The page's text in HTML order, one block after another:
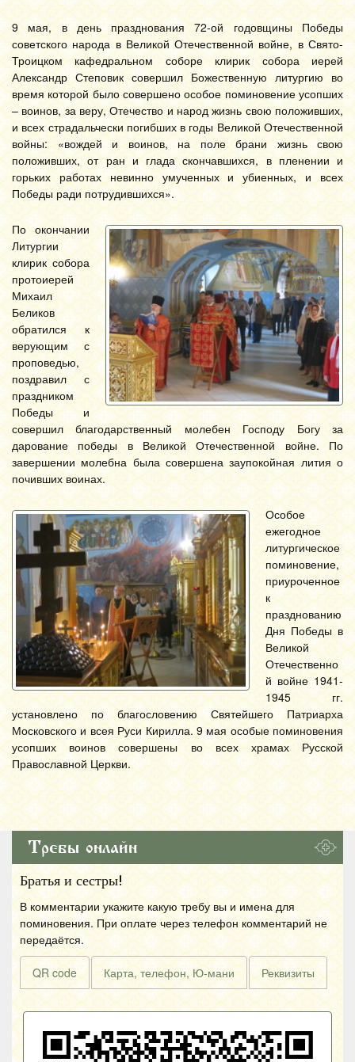
9 мая, в день празднования 72-ой годовщины Победы
советского народа в Великой Отечественной войне, в Свято-
Троицком кафедральном соборе клирик собора иерей
Александр Степовик совершил Божественную литургию во
время которой было совершено особое поминовение усопших
– воинов, за веру, Отечество и народ жизнь свою положивших,
и всех страдальчески погибших в годы Великой Отечественной
войны: «вождей и воинов, на поле брани жизнь свою
положивших, от ран и глада скончавшихся, в пленении и
горьких работах невинно умученных и убиенных, и всех
Победы ради потрудившихся».
По окончании
Литургии
клирик собора
протоиерей
Михаил
Беликов
обратился к
верующим с
проповедью,
поздравил с
праздником
Победы и
совершил благодарственный молебен Господу Богу за
дарование победы в Великой Отечественной войне. По
завершении молебна была совершена заупокойная лития о
почивших воинах.
Особое
ежегодное
литургическое
поминовение,
приуроченное
к
празднованию
Дня Победы в
Великой
Отечественно
й войне 1941-
1945 гг.
установлено по благословению Святейшего Патриарха
Московского и всея Руси Кирилла. 9 мая особые поминовения
усопших воинов совершены во всех храмах Русской
Православной Церкви.
Требы онлайн
Братья и сестры!
В комментарии укажите какую требу вы и имена для
поминовения. При оплате через телефон комментарий не
передаётся.
QR code Карта, телефон, Ю-мани Реквизиты